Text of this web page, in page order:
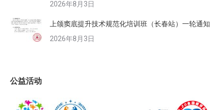
2026年8月3日
上颌窦底提升技术规范化培训班（长春站）一轮通知
2026年8月3日
公益活动